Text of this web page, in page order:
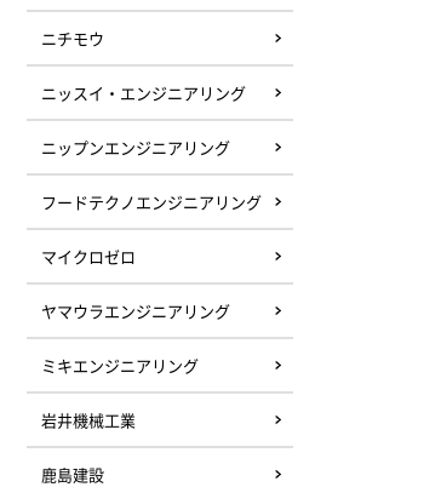
ニチモウ
ニッスイ・エンジニアリング
ニップンエンジニアリング
フードテクノエンジニアリング
マイクロゼロ
ヤマウラエンジニアリング
ミキエンジニアリング
岩井機械工業
鹿島建設